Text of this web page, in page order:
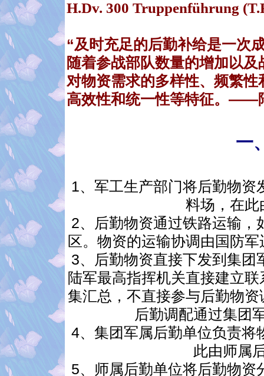
H.Dv. 300 Truppenführung
“及时充足的后勤补给是一次
随着参战部队数量的增加以
对物资需求的多样性、频繁
高效性和统一性等特征。 ——
一
1、军工生产部门将后勤物
料场，在此
2、后勤物资通过铁路运输，
区。物资的运输协调由国防
3、后勤物资直接下发到集团
陆军最高指挥机关直接建立
集汇总，不直接参与后勤物
后勤调配通过集团
4、集团军属后勤单位负责将
此由师属
5、师属后勤单位将后勤物资